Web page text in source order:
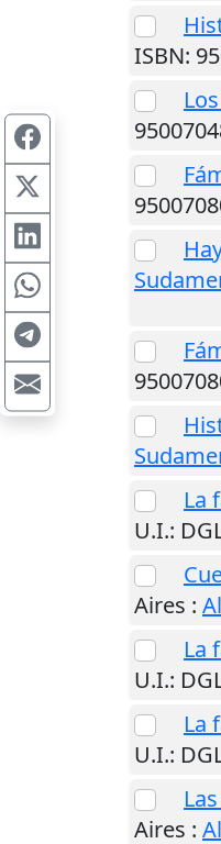
ISBN:
La
U.I.:
Aires :
La
U.I.:
La
U.I.:
Aires :